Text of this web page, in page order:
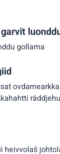
gollama